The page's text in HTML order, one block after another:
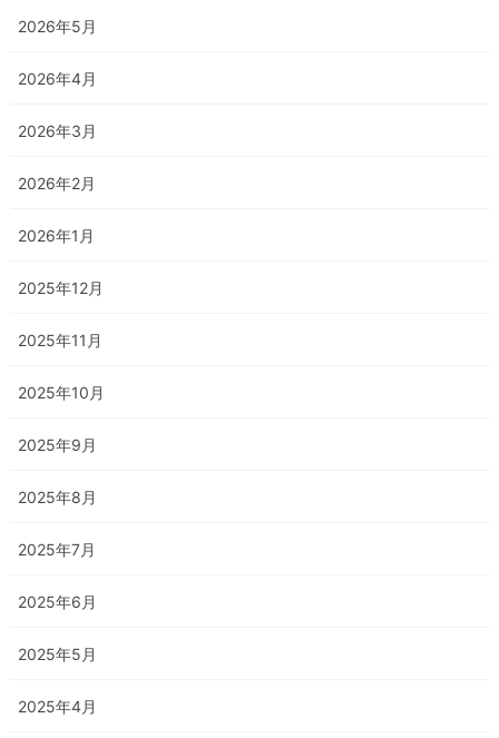
2026年5月
2026年4月
2026年3月
2026年2月
2026年1月
2025年12月
2025年11月
2025年10月
2025年9月
2025年8月
2025年7月
2025年6月
2025年5月
2025年4月